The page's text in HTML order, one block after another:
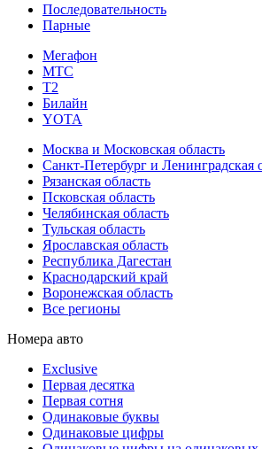
Последовательность
Парные
Мегафон
МТС
Т2
Билайн
YOTA
Москва и Московская область
Санкт-Петербург и Ленинградская
Рязанская область
Псковская область
Челябинская область
Тульская область
Ярославская область
Республика Дагестан
Краснодарский край
Воронежская область
Все регионы
Номера авто
Exclusive
Первая десятка
Первая сотня
Одинаковые буквы
Одинаковые цифры